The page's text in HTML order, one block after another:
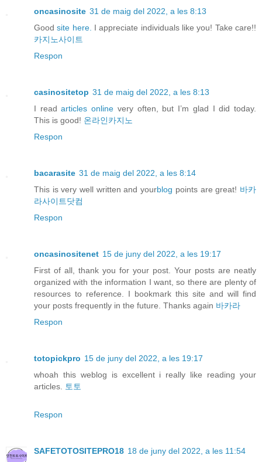
oncasinosite 31 de maig del 2022, a les 8:13
Good site here. I appreciate individuals like you! Take care!!
카지노사이트
Respon
casinositetop 31 de maig del 2022, a les 8:13
I read articles online very often, but I’m glad I did today.
This is good! 온라인카지노
Respon
bacarasite 31 de maig del 2022, a les 8:14
This is very well written and yourblog points are great! 바카
라사이트닷컴
Respon
oncasinositenet 15 de juny del 2022, a les 19:17
First of all, thank you for your post. Your posts are neatly
organized with the information I want, so there are plenty of
resources to reference. I bookmark this site and will find
your posts frequently in the future. Thanks again 바카라
Respon
totopickpro 15 de juny del 2022, a les 19:17
whoah this weblog is excellent i really like reading your
articles.
토토
Respon
SAFETOTOSITEPRO18 18 de juny del 2022, a les 11:54